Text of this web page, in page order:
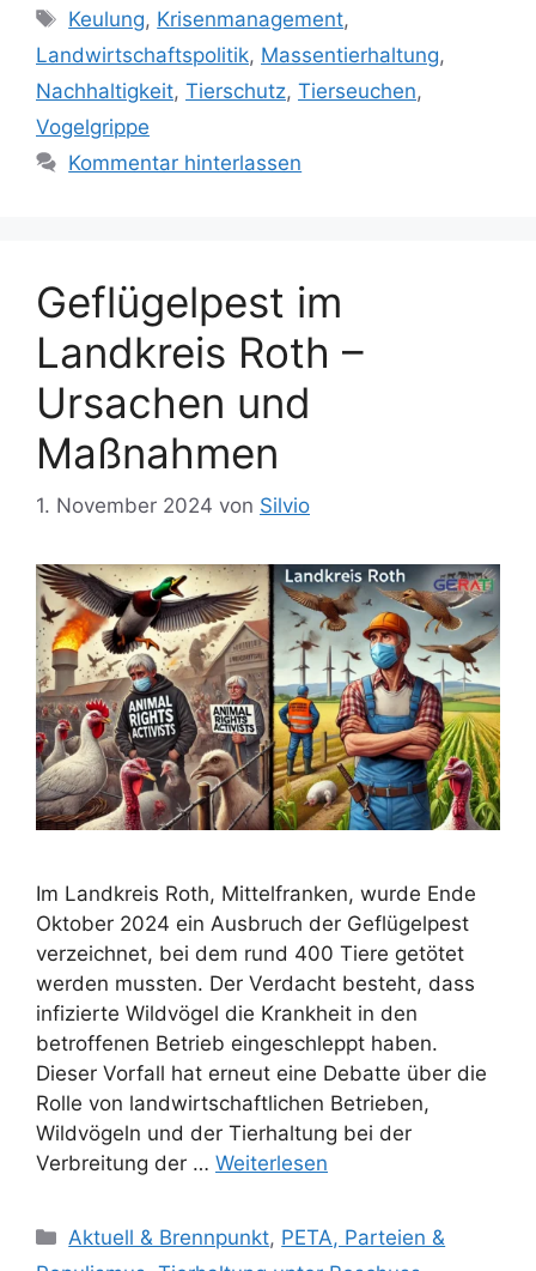
e
g
o
r
i
S
l
a
g
e
r
Keulung, Krisenmanagement,
Landwirtschaftspolitik, Massentierhaltung,
Nachhaltigkeit, Tierschutz, Tierseuchen,
Vogelgrippe
Kommentar hinterlassen
Geflügelpest im
Landkreis Roth –
Ursachen und
Maßnahmen
1. November 2024 von Silvio
Im Landkreis Roth, Mittelfranken, wurde Ende
Oktober 2024 ein Ausbruch der Geflügelpest
verzeichnet, bei dem rund 400 Tiere getötet
werden mussten. Der Verdacht besteht, dass
infizierte Wildvögel die Krankheit in den
betroffenen Betrieb eingeschleppt haben.
Dieser Vorfall hat erneut eine Debatte über die
Rolle von landwirtschaftlichen Betrieben,
Wildvögeln und der Tierhaltung bei der
Verbreitung der … Weiterlesen
K
Aktuell & Brennpunkt, PETA, Parteien &